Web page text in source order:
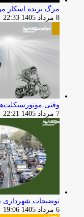
مرگ برنده اسکار
8 مرداد 1405 22:33
وقتی
7 مرداد 1405 22:21
توضیحات شهرداری
6 مرداد 1405 19:06